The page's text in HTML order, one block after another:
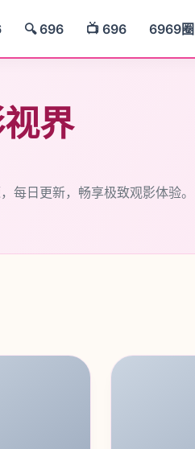
🔍 696 📺 696 6969圈
界
日更新，畅享极致观影体验。